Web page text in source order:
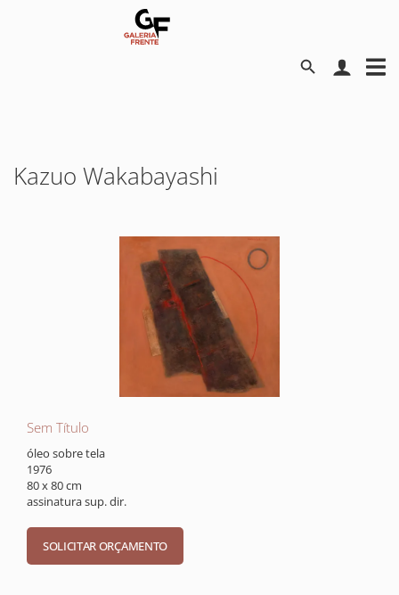
Kazuo Wakabayashi
Sem Título
óleo sobre tela
1976
80 x 80 cm
assinatura sup. dir.